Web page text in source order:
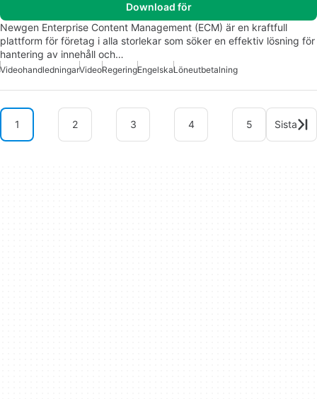
Download för
Newgen Enterprise Content Management (ECM) är en kraftfull
plattform för företag i alla storlekar som söker en effektiv lösning för
hantering av innehåll och…
VideohandledningarVideoRegeringEngelskaLöneutbetalning
1 2 3 4 5 Sista